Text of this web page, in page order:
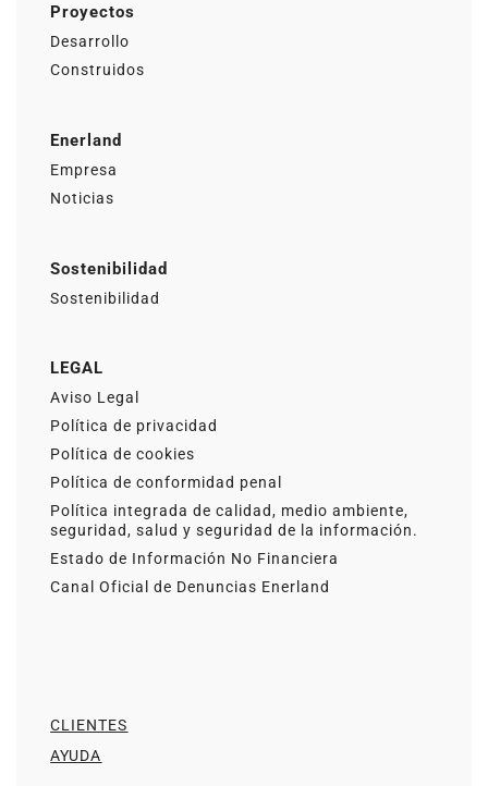
Proyectos
Desarrollo
Construidos
Enerland
Empresa
Noticias
Sostenibilidad
Sostenibilidad
LEGAL
Aviso Legal
Política de privacidad
Política de cookies
Política de conformidad penal
Política integrada de calidad, medio ambiente,
seguridad, salud y seguridad de la información.
Estado de Información No Financiera
Canal Oficial de Denuncias Enerland
CLIENTES
AYUDA